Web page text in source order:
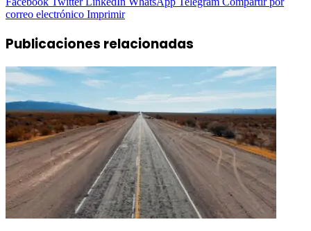
correo electrónico Imprimir
Publicaciones relacionadas